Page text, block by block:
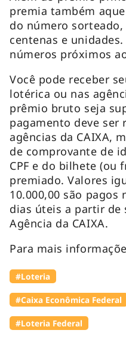
premia também
do número sorteado,
centenas e
números próximos
Você pode receber
lotérica ou nas
prêmio bruto seja
pagamento deve ser
agências da CAIXA,
de comprovante de
CPF e do bilhete (ou
premiado. Valores
10.000,00 são
dias úteis a partir de
Agência da CAIXA.
Para mais
#Loteria
#Caixa Econômica Federal
#Loteria Federal